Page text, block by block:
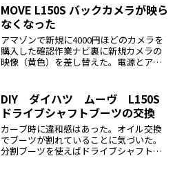
MOVE L150S バックカメラが映ら
なくなった
アマゾンで新規に4000円ほどのカメラを
購入した確認作業ナビ裏に新規カメラの
映像（黄色）を差し替えた。電源とアー
ビ本体の故障ではない。カメラを取り外
していたところケー...
DIY ダイハツ ムーヴ L150S
ドライブシャフトブーツの交換
カーブ時に違和感はあった。オイル交換
でブーツが割れていることに気づいた。
分割ブーツを使えばドライブシャフトを